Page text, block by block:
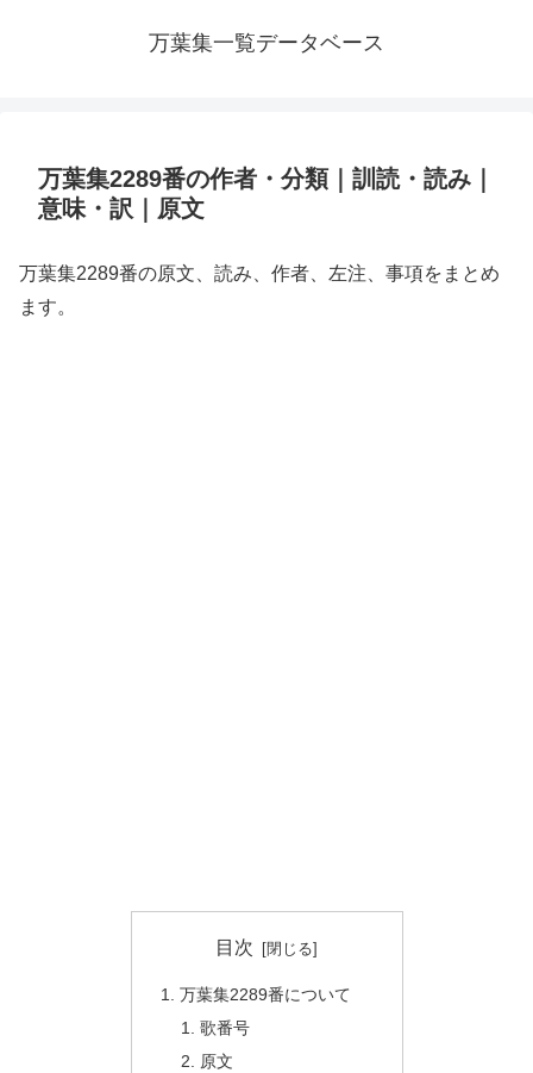
万葉集一覧データベース
万葉集2289番の作者・分類｜訓読・読み｜
意味・訳｜原文
万葉集2289番の原文、読み、作者、左注、事項をまとめ
ます。
目次
万葉集2289番について
歌番号
原文